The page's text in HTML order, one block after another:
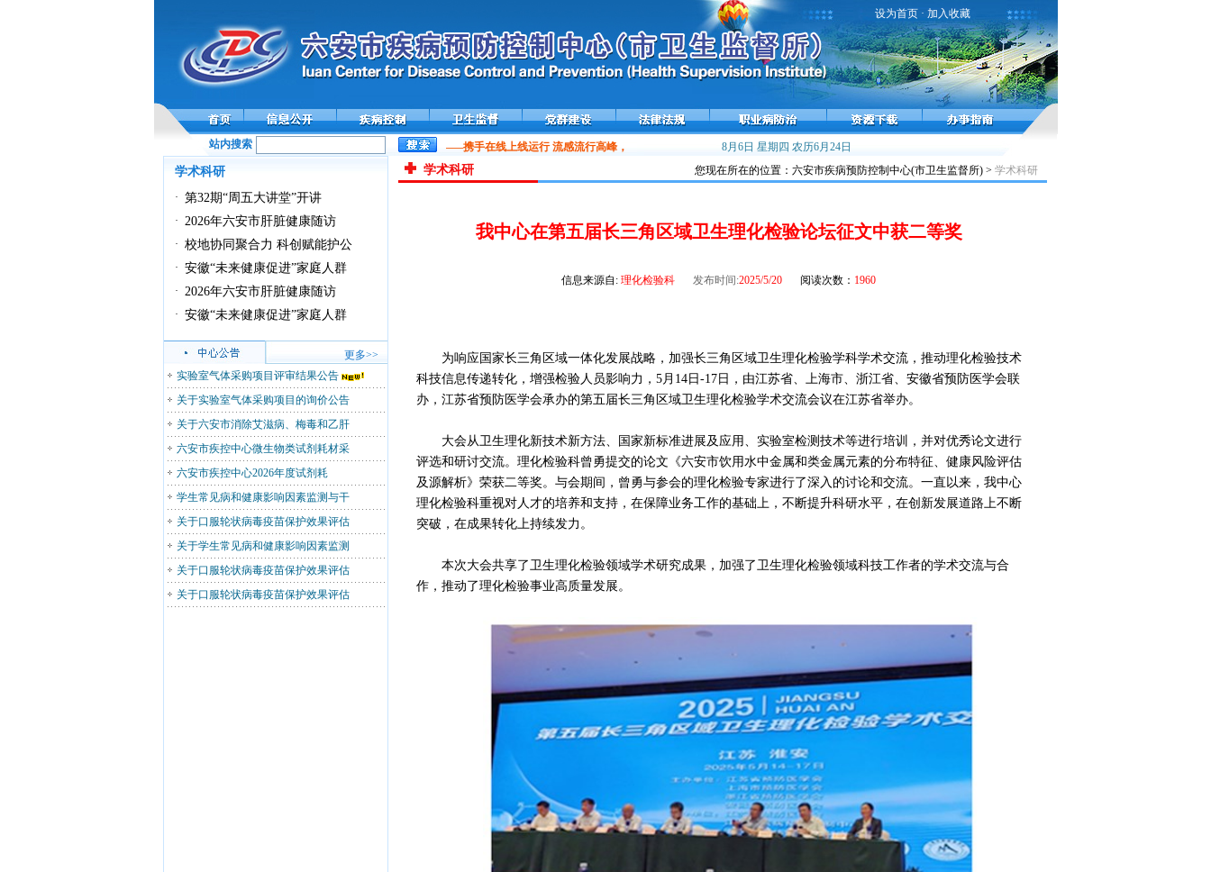
设为首页· 加入收藏
站内搜索 全国性病艾滋病数字化防控平台——携手在线上线运行 流感流行高峰，接种疫苗预防流感！ 雾霾天气健康提示 小儿麻痹症，不能太麻痹
8月6日 星期四 农历6月24日
学术科研
· 第32期“周五大讲堂”开讲
· 2026年六安市肝脏健康随访
· 校地协同聚合力 科创赋能护公
· 安徽“未来健康促进”家庭人群
· 2026年六安市肝脏健康随访
· 安徽“未来健康促进”家庭人群
更多>>
实验室气体采购项目评审结果公告
关于实验室气体采购项目的询价公告
关于六安市消除艾滋病、梅毒和乙肝
六安市疾控中心微生物类试剂耗材采
六安市疾控中心2026年度试剂耗
学生常见病和健康影响因素监测与干
关于口服轮状病毒疫苗保护效果评估
关于学生常见病和健康影响因素监测
关于口服轮状病毒疫苗保护效果评估
关于口服轮状病毒疫苗保护效果评估
学术科研 您现在所在的位置：六安市疾病预防控制中心(市卫生监督所) > 学术科研
我中心在第五届长三角区域卫生理化检验论坛征文中获二等奖
信息来源自: 理化检验科 发布时间:2025/5/20 阅读次数： 1960
为响应国家长三角区域一体化发展战略，加强长三角区域卫生理化检验学科学术交流，推动理化检验技术
科技信息传递转化，增强检验人员影响力，5月14日-17日，由江苏省、上海市、浙江省、安徽省预防医学会联
办，江苏省预防医学会承办的第五届长三角区域卫生理化检验学术交流会议在江苏省举办。
大会从卫生理化新技术新方法、国家新标准进展及应用、实验室检测技术等进行培训，并对优秀论文进行
评选和研讨交流。理化检验科曾勇提交的论文《六安市饮用水中金属和类金属元素的分布特征、健康风险评估
及源解析》荣获二等奖。与会期间，曾勇与参会的理化检验专家进行了深入的讨论和交流。一直以来，我中心
理化检验科重视对人才的培养和支持，在保障业务工作的基础上，不断提升科研水平，在创新发展道路上不断
突破，在成果转化上持续发力。
本次大会共享了卫生理化检验领域学术研究成果，加强了卫生理化检验领域科技工作者的学术交流与合
作，推动了理化检验事业高质量发展。